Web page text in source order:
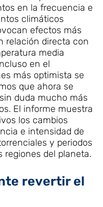
en la frecuencia e
climáticos
efectos más
relación directa con
media
en el
más optimista se
que ahora se
duda mucho más
El informe muestra
los cambios
e intensidad de
y periodos
regiones del planeta.
revertir el